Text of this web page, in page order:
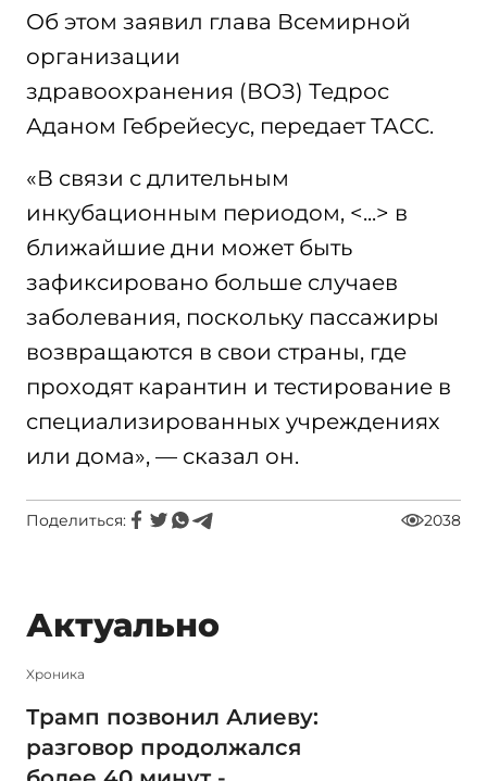
Об этом заявил глава Всемирной
организации
здравоохранения (ВОЗ) Тедрос
Аданом Гебрейесус, передает ТАСС.
«В связи с длительным
инкубационным периодом, <...> в
ближайшие дни может быть
зафиксировано больше случаев
заболевания, поскольку пассажиры
возвращаются в свои страны, где
проходят карантин и тестирование в
специализированных учреждениях
или дома», — сказал он.
Поделиться: 2038
Актуально
Xроника
Трамп позвонил Алиеву:
разговор продолжался